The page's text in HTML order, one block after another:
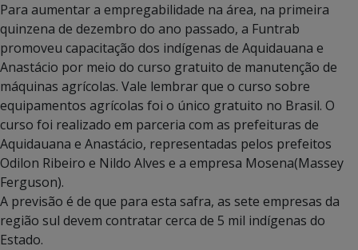
Para aumentar a empregabilidade na área, na primeira
quinzena de dezembro do ano passado, a Funtrab
promoveu capacitação dos indígenas de Aquidauana e
Anastácio por meio do curso gratuito de manutenção de
máquinas agrícolas. Vale lembrar que o curso sobre
equipamentos agrícolas foi o único gratuito no Brasil. O
curso foi realizado em parceria com as prefeituras de
Aquidauana e Anastácio, representadas pelos prefeitos
Odilon Ribeiro e Nildo Alves e a empresa Mosena(Massey
Ferguson).
A previsão é de que para esta safra, as sete empresas da
região sul devem contratar cerca de 5 mil indígenas do
Estado.